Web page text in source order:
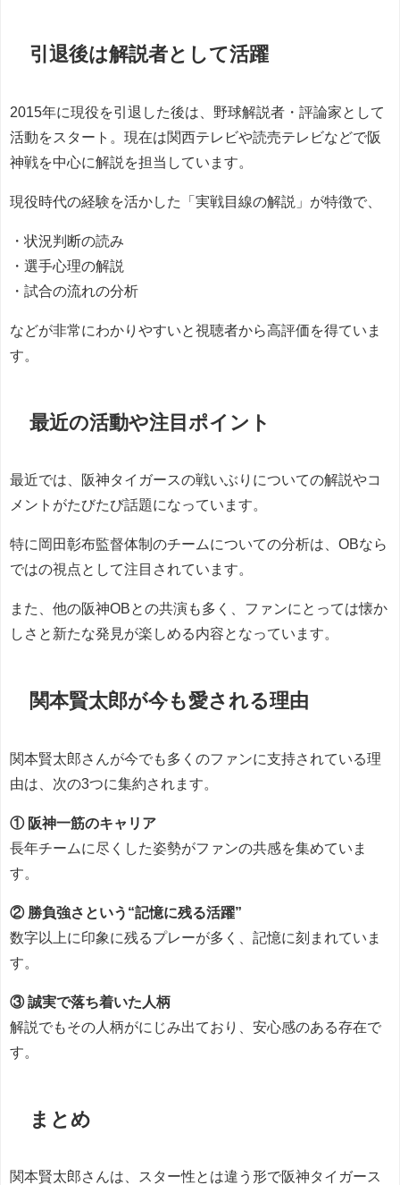
引退後は解説者として活躍
2015年に現役を引退した後は、野球解説者・評論家として
活動をスタート。現在は関西テレビや読売テレビなどで阪
神戦を中心に解説を担当しています。
現役時代の経験を活かした「実戦目線の解説」が特徴で、
・状況判断の読み
・選手心理の解説
・試合の流れの分析
などが非常にわかりやすいと視聴者から高評価を得ていま
す。
最近の活動や注目ポイント
最近では、阪神タイガースの戦いぶりについての解説やコ
メントがたびたび話題になっています。
特に岡田彰布監督体制のチームについての分析は、OBなら
ではの視点として注目されています。
また、他の阪神OBとの共演も多く、ファンにとっては懐か
しさと新たな発見が楽しめる内容となっています。
関本賢太郎が今も愛される理由
関本賢太郎さんが今でも多くのファンに支持されている理
由は、次の3つに集約されます。
① 阪神一筋のキャリア
長年チームに尽くした姿勢がファンの共感を集めていま
す。
② 勝負強さという“記憶に残る活躍”
数字以上に印象に残るプレーが多く、記憶に刻まれていま
す。
③ 誠実で落ち着いた人柄
解説でもその人柄がにじみ出ており、安心感のある存在で
す。
まとめ
関本賢太郎さんは、スター性とは違う形で阪神タイガース